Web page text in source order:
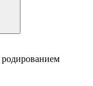
родированием